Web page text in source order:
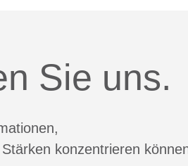
Sie uns.
konzentrieren